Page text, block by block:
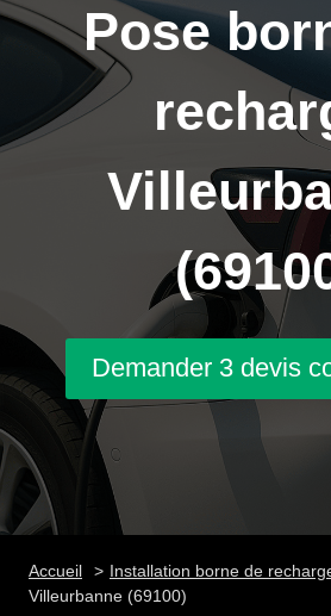
Pose
Demander 3 devis
Accueil
Installation borne de
Villeurbanne (69100)